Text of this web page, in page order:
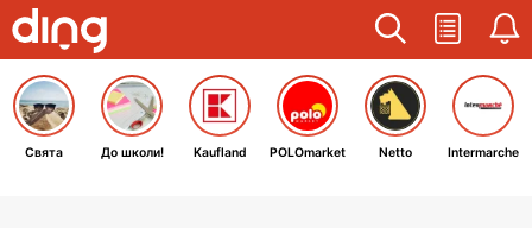
Свята До школи! Kaufland POLOmarket Netto Intermarche